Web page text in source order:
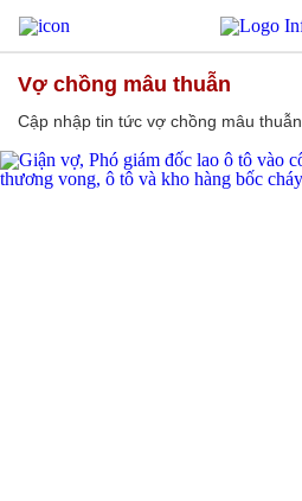
vợ chồng mâu thuẫn
Cập nhập tin tức vợ chồng mâu thuẫn